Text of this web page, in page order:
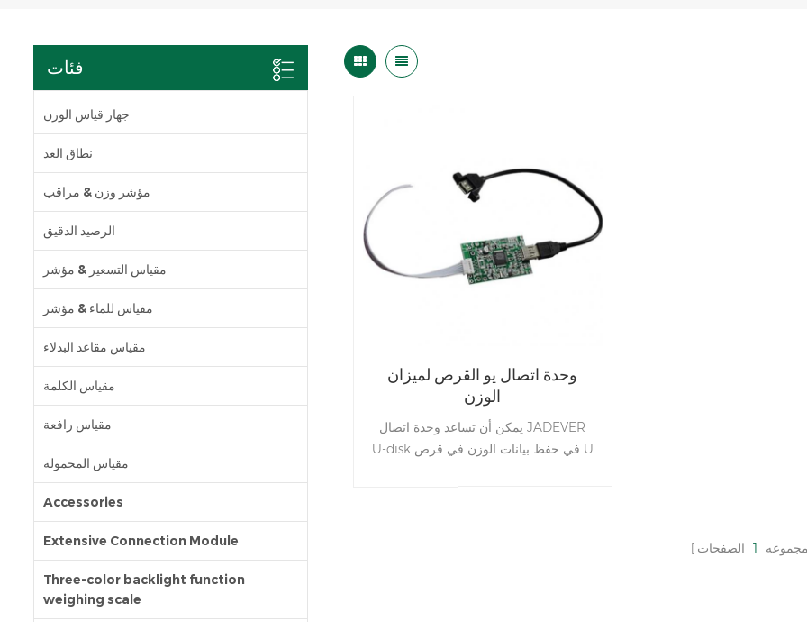
فئات
جهاز قياس الوزن
نطاق العد
مؤشر وزن & مراقب
الرصيد الدقيق
مقياس التسعير & مؤشر
مقياس للماء & مؤشر
مقياس مقاعد البدلاء
مقياس الكلمة
مقياس رافعة
مقياس المحمولة
Accessories
Extensive Connection Module
Three-color backlight function
weighing scale
وحدة اتصال يو القرص لميزان
الوزن
يمكن أن تساعد وحدة اتصال JADEVER
U-disk في حفظ بيانات الوزن في قرص U
1 الصفحات